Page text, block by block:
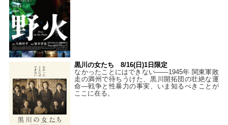
黒川の女たち 8/16(日)1日限定
なかったことにはできない——1945年 関東軍敗
走の満州で待ちうけた、黒川開拓団の壮絶な運
命―戦争と性暴力の事実、いま知るべきことが
ここに在る。